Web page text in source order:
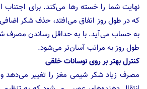
نهایت شما را خسته رها می‌کند. برای
که در طول روز اتفاق می‌افتد، حذف شکر اضافی
به حساب می‌آید. با به حداقل رساندن مصرف
طول روز به مراتب آسان‌تر می‌شود.
کنترل بهتر بر روی نوسانات خلقی
مصرف زیاد شکر شیمی مغز را تغییر می‌دهد